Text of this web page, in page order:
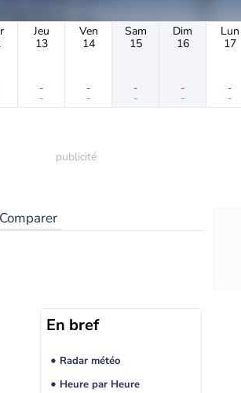
Jeu
13
-
-
Ven
14
-
-
Sam
15
-
-
Dim
16
-
-
Lun
17
-
-
Comparer
En bref
Radar météo
Heure par Heure